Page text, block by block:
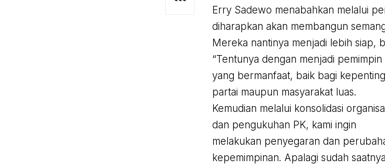
Erry Sadewo menabahkan melalui
diharapkan akan membangun
Mereka nantinya menjadi lebih siap,
“Tentunya dengan menjadi pemimpin
yang bermanfaat, baik bagi
partai maupun masyarakat luas.
Kemudian melalui konsolidasi
dan pengukuhan PK, kami ingin
melakukan penyegaran dan
kepemimpinan. Apalagi sudah saatnya